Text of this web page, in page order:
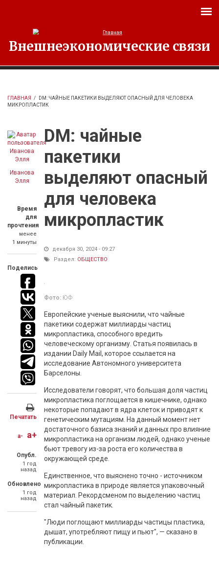
Внешнеэкономические связи
ГЛАВНАЯ /
DM: ЧАЙНЫЕ ПАКЕТИКИ ВЫДЕЛЯЮТ ОПАСНЫЙ ДЛЯ ЧЕЛОВЕКА
МИКРОПЛАСТИК
Иванова
Элля
Время
для
прочтения
менее
1 минуты
Поделись
Печатать
a- a+
Опубл.
1 год
назад
Обновлено
1 год
назад
DM: чайные
пакетики
выделяют опасный
для человека
микропластик
декабря 30, 2024 - 09:27
Раздел: ОБЩЕСТВО
Фото: ЮФ
Европейские ученые выяснили, что чайные
пакетики содержат миллиарды частиц
микропластика, способного вредить
человеческому организму. Статья появилась в
издании Daily Mail, которое ссылается на
исследование Автономного университета
Барселоны.
Исследователи говорят, что большая доля частиц
микропластика поглощается в кишечнике, однако
некоторые попадают в ядра клеток и приводят к
генетическим мутациям. На данный момент нет
достаточного базиса знаний и данных про влияние
микропластика на организм людей, однако ученые
бьют тревогу из-за роста его количества в
окружающей среде.
Единственное, что выяснено точно - источником
микропластика в природе является упаковочный
материал. Рекордсменом по выделению частиц
стал чайный пакетик.
"Люди поглощают миллиарды частицы пластика,
дышат, употребляют пищу и пьют", — сказано в
публикации.